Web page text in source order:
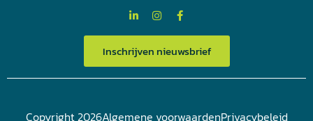
Inschrijven nieuwsbrief
Copyright 2026Algemene voorwaardenPrivacybeleid